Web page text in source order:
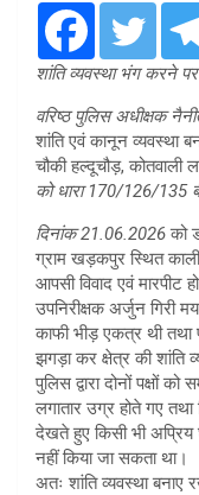
शांति व्यवस्था भंग करने पर
वरिष्ठ पुलिस अधीक्षक
शांति एवं कानून व्यवस्था
चौकी हल्दूचौड़, कोतवाली
को धारा 170/126/135
दिनांक 21.06.2026को
ग्राम खड़कपुर स्थित
आपसी विवाद एवं मारपीट
उपनिरीक्षक अर्जुन गिरी
काफी भीड़ एकत्र थी तथा
झगड़ा कर क्षेत्र की शांति
पुलिस द्वारा दोनों पक्षों
लगातार उग्र होते गए
देखते हुए किसी भी
नहीं किया जा सकता था।
अतः शांति व्यवस्था बनाए